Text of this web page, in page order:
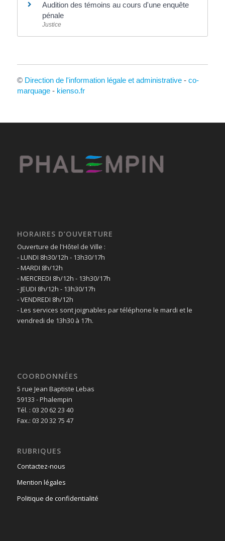
Audition des témoins au cours d'une enquête
pénale
Justice
© Direction de l'information légale et administrative- co-
marquage- kienso.fr
HORAIRES D’OUVERTURE
Ouverture de l'Hôtel de Ville :
- LUNDI 8h30/12h - 13h30/17h
- MARDI 8h/12h
- MERCREDI 8h/12h - 13h30/17h
- JEUDI 8h/12h - 13h30/17h
- VENDREDI 8h/12h
- Les services sont joignables par téléphone le mardi et le
vendredi de 13h30 à 17h.
COORDONNÉES
5 rue Jean Baptiste Lebas
59133 - Phalempin
Tél. : 03 20 62 23 40
Fax.: 03 20 32 75 47
RUBRIQUES
Contactez-nous
Mention légales
Politique de confidentialité